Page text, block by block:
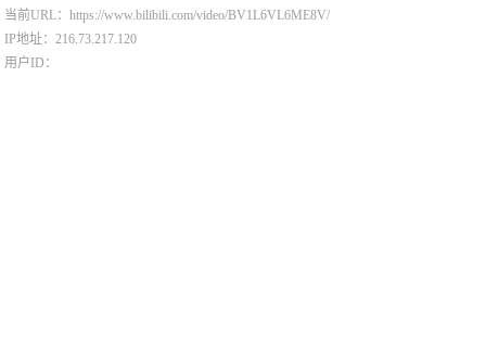
当前URL：https://www.bilibili.com/video/BV1L6VL6ME8V/
IP地址：216.73.217.120
用户ID：